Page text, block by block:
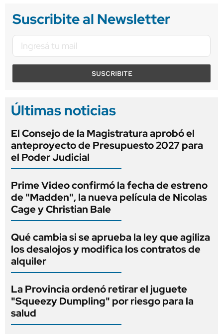
Suscribite al Newsletter
SUSCRIBITE
Últimas noticias
El Consejo de la Magistratura aprobó el
anteproyecto de Presupuesto 2027 para
el Poder Judicial
Prime Video confirmó la fecha de estreno
de "Madden", la nueva película de Nicolas
Cage y Christian Bale
Qué cambia si se aprueba la ley que agiliza
los desalojos y modifica los contratos de
alquiler
La Provincia ordenó retirar el juguete
"Squeezy Dumpling" por riesgo para la
salud